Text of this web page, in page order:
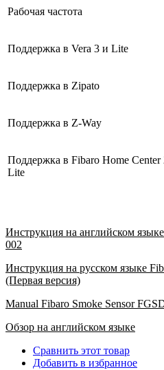
Рабочая частота
Поддержка в Vera 3 и Lite
Поддержка в Zipato
Поддержка в Z-Way
Поддержка в Fibaro Home Center
Lite
Инструкция на английском
002
Инструкция на русском языке
(Первая версия)
Manual Fibaro Smoke Sensor
Обзор на английском языке
Сравнить этот товар
Добавить в избранное